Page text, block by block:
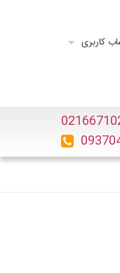
کاربری